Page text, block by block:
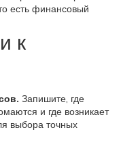
есть финансовый
к
Запишите, где
и где возникает
выбора точных